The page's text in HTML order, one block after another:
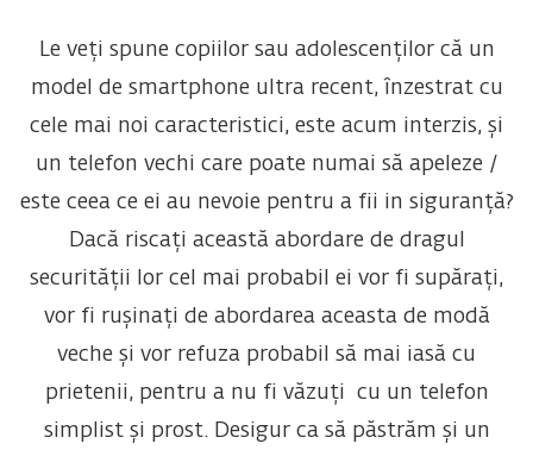
Le veți spune copiilor sau adolescenților că un
model de smartphone ultra recent, înzestrat cu
cele mai noi caracteristici, este acum interzis, și
un telefon vechi care poate numai să apeleze /
este ceea ce ei au nevoie pentru a fii in siguranță?
Dacă riscați această abordare de dragul
securității lor cel mai probabil ei vor fi supărați,
vor fi rușinați de abordarea aceasta de modă
veche și vor refuza probabil să mai iasă cu
prietenii, pentru a nu fi văzuți cu un telefon
simplist și prost. Desigur ca să păstrăm și un